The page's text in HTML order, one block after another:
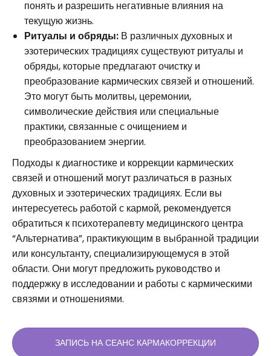
понять и разрешить негативные влияния на
текущую жизнь.
Ритуалы и обряды: В различных духовных и
эзотерических традициях существуют ритуалы и
обряды, которые предлагают очистку и
преобразование кармических связей и отношений.
Это могут быть молитвы, церемонии,
символические действия или специальные
практики, связанные с очищением и
преобразованием энергии.
Подходы к диагностике и коррекции кармических
связей и отношений могут различаться в разных
духовных и эзотерических традициях. Если вы
интересуетесь работой с кармой, рекомендуется
обратиться к психотерапевту медицинского центра
“Альтернатива”, практикующим в выбранной традиции
или консультанту, специализирующемуся в этой
области. Они могут предложить руководство и
поддержку в исследовании и работы с кармическими
связями и отношениями.
ЗАПИСЬ НА СЕАНС КАРМАКОРРЕКЦИИ